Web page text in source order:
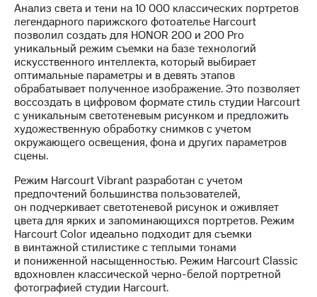
Еврооблигации-2023
Уведомление
о
погашении
именных
облигаций
Другое
Регистратор
Реквизиты
Контакты
развитие
деловая этика
На главную
Анализ света и тени на 10 000 классических портретов
легендарного парижского фотоателье Harcourt
позволил создать для HONOR 200 и 200 Pro
уникальный режим съемки на базе технологий
искусственного интеллекта, который выбирает
оптимальные параметры и в девять этапов
обрабатывает полученное изображение. Это позволяет
воссоздать в цифровом формате стиль студии Harcourt
с уникальным светотеневым рисунком и предложить
художественную обработку снимков с учетом
окружающего освещения, фона и других параметров
сцены.
Режим Harcourt Vibrant разработан с учетом
предпочтений большинства пользователей,
он подчеркивает светотеневой рисунок и оживляет
цвета для ярких и запоминающихся портретов. Режим
Harcourt Color идеально подходит для съемки
в винтажной стилистике с теплыми тонами
и пониженной насыщенностью. Режим Harcourt Classic
вдохновлен классической черно-белой портретной
фотографией студии Harcourt.